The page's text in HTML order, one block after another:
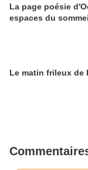
La page poésie
espaces du
Le matin frileux de